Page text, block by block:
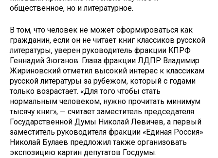
общественное, но и литературное.
В том, что человек не может сформироваться как
гражданин, если он не читает книг классиков русской
литературы, уверен руководитель фракции КПРФ
Геннадий Зюганов. Глава фракции ЛДПР Владимир
Жириновский отметил высокий интерес к классикам
русской литературы за рубежом, который с годами
только возрастает. «Для того чтобы стать
нормальным человеком, нужно прочитать минимум
тысячу книг», — считает заместитель председателя
Государственной Думы Николай Левичев, а первый
заместитель руководителя фракции «Единая Россия»
Николай Булаев предложил также организовать
экспозицию картин депутатов Госдумы.